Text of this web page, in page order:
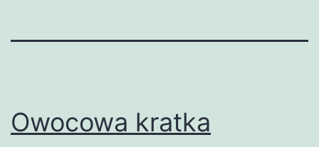
Owocowa kratka